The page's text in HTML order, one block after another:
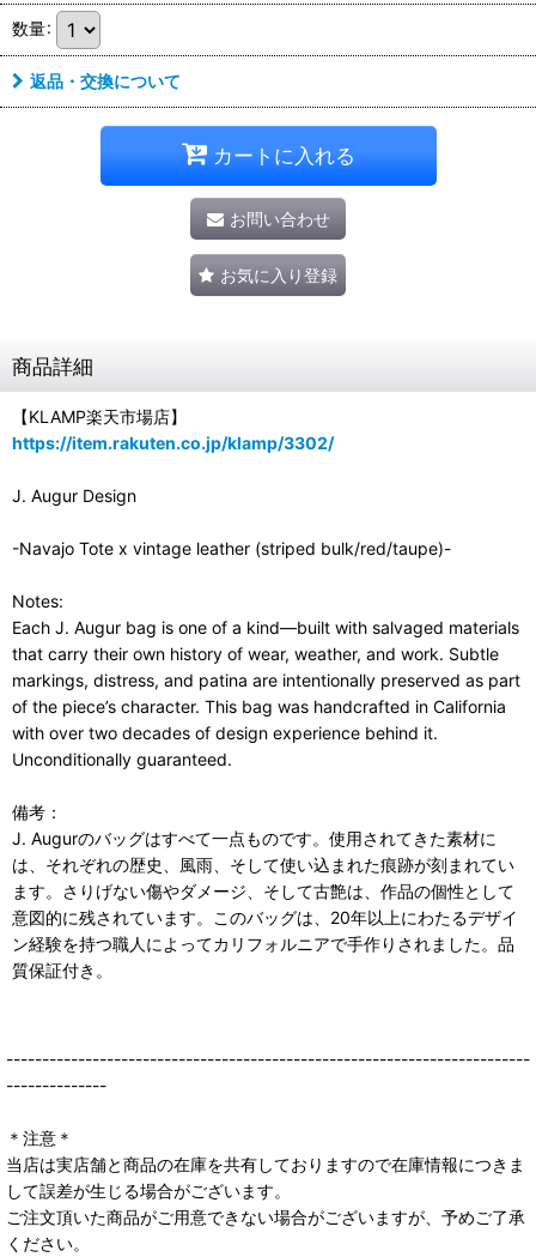
数量:
返品・交換について
カートに入れる
お問い合わせ
お気に入り登録
商品詳細
【KLAMP楽天市場店】
https://item.rakuten.co.jp/klamp/3302/
J. Augur Design
-Navajo Tote x vintage leather (striped bulk/red/taupe)-
Notes:
Each J. Augur bag is one of a kind—built with salvaged materials
that carry their own history of wear, weather, and work. Subtle
markings, distress, and patina are intentionally preserved as part
of the piece’s character. This bag was handcrafted in California
with over two decades of design experience behind it.
Unconditionally guaranteed.
備考：
J. Augurのバッグはすべて一点ものです。使用されてきた素材に
は、それぞれの歴史、風雨、そして使い込まれた痕跡が刻まれてい
ます。さりげない傷やダメージ、そして古艶は、作品の個性として
意図的に残されています。このバッグは、20年以上にわたるデザイ
ン経験を持つ職人によってカリフォルニアで手作りされました。品
質保証付き。
-------------------------------------------------------------------------
--------------
＊注意＊
当店は実店舗と商品の在庫を共有しておりますので在庫情報につきま
して誤差が生じる場合がございます。
ご注文頂いた商品がご用意できない場合がございますが、予めご了承
ください。